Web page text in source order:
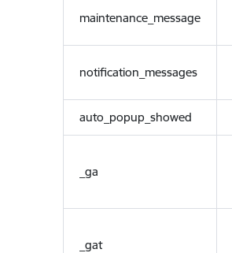
maintenance_message
notification_messages
auto_popup_showed
_ga
_gat